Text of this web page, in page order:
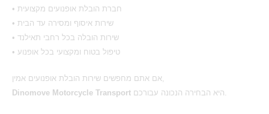
• חברת הובלת אופנועים מקצועית
• שירות איסוף ומסירה עד הבית
• שירות הובלה בכל רחבי תאילנד
• טיפול בטוח ומקצועי בכל אופנוע
אם אתם מחפשים שירות הובלת אופנועים אמין,
Dinomove Motorcycle Transport
היא הבחירה הנכונה עבורכם.